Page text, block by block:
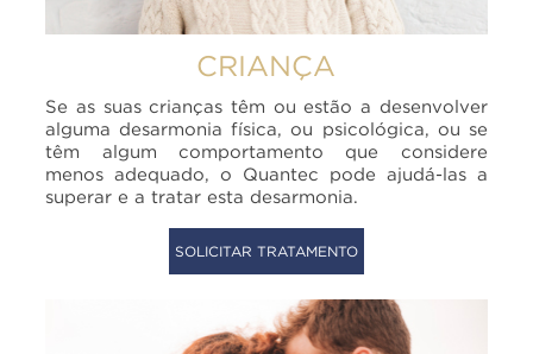
CRIANÇA
Se as suas crianças têm ou estão a desenvolver
alguma desarmonia física, ou psicológica, ou se
têm algum comportamento que considere
menos adequado, o Quantec pode ajudá-las a
superar e a tratar esta desarmonia.
SOLICITAR TRATAMENTO